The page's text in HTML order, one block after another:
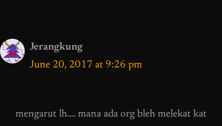
Jerangkung
June 20, 2017 at 9:26 pm
mengarut lh…. mana ada org bleh melekat kat